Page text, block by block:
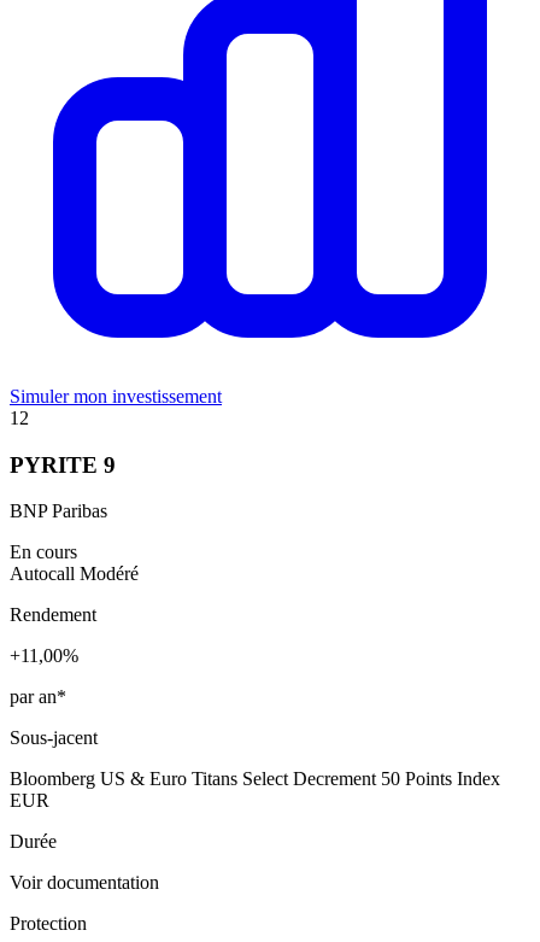
Simuler mon investissement
12
PYRITE 9
BNP Paribas
En cours
Autocall Modéré
Rendement
+11,00%
par an*
Sous-jacent
Bloomberg US & Euro Titans Select Decrement 50 Points Index
EUR
Durée
Voir documentation
Protection